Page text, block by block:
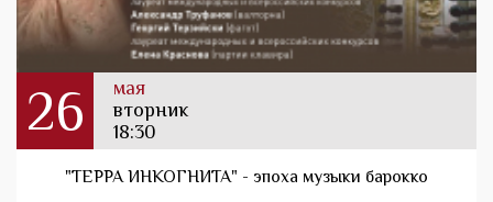
26
мая
вторник
18:30
"ТЕРРА ИНКОГНИТА" - эпоха музыки барокко